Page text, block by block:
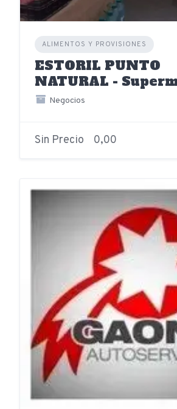
ALIMENTOS Y PROVISIONES
ESTORIL PUNTO
NATURAL -
Negocios
Sin Precio 0,00